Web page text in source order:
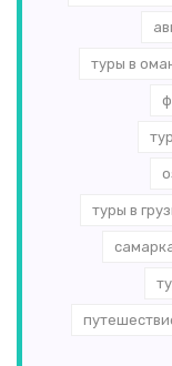
туры в
туры в